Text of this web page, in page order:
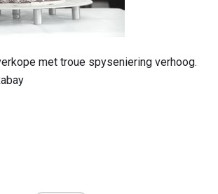
met troue spyseniering verhoog.